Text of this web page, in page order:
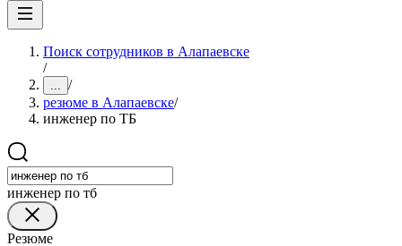
Поиск сотрудников в Алапаевске
/
... /
резюме в Алапаевске/
инженер по ТБ
инженер по тб
Резюме